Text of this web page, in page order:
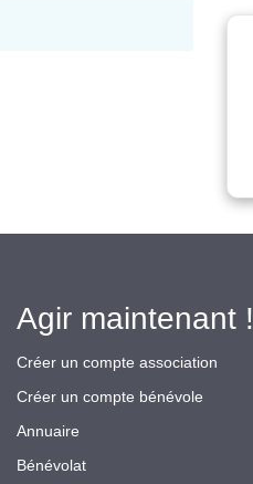
Agir maintenant !
Créer un compte association
Créer un compte bénévole
Annuaire
Bénévolat